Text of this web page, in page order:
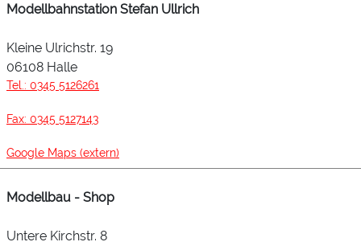
Modellbahnstation Stefan Ullrich
Kleine Ulrichstr. 19
06108 Halle
Tel.: 0345 5126261
Fax: 0345 5127143
Google Maps (extern)
Modellbau - Shop
Untere Kirchstr. 8